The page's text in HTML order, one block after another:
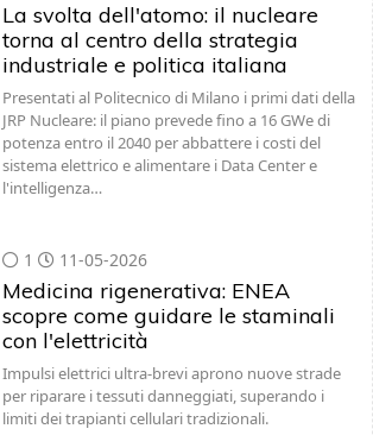
La svolta dell'atomo: il nucleare
torna al centro della strategia
industriale e politica italiana
Presentati al Politecnico di Milano i primi dati della
JRP Nucleare: il piano prevede fino a 16 GWe di
potenza entro il 2040 per abbattere i costi del
sistema elettrico e alimentare i Data Center e
l'intelligenza…
1 11-05-2026
Medicina rigenerativa: ENEA
scopre come guidare le staminali
con l'elettricità
Impulsi elettrici ultra-brevi aprono nuove strade
per riparare i tessuti danneggiati, superando i
limiti dei trapianti cellulari tradizionali.